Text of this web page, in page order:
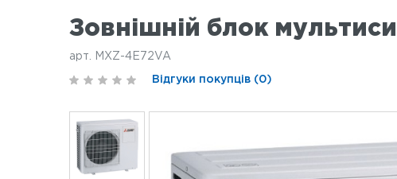
Зовнішній блок
арт. MXZ-4E72VA
Відгуки покупців (0)